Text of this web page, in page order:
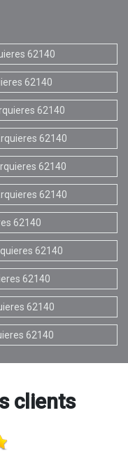
62140
62140
62140
62140
62140
62140
62140
62140
62140
62140
62140
clients